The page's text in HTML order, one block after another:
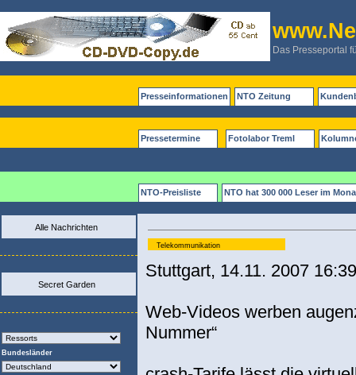
Das Presseportal
Presseinformationen NTO Zeitung
Pressetermine Fotolabor Treml
NTO-Preisliste NTO hat 300 000 Leser im
Alle Nachrichten
Secret Garden
Bundesländer
Telekommunikation
Stuttgart, 14.11. 2007 16:39
Web-Videos werben
Nummer“